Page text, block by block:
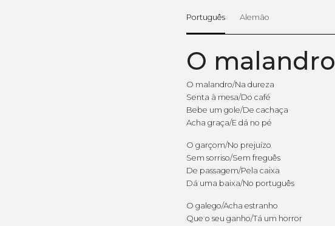
Português Alemão
O malandro
O malandro/Na dureza
Senta à mesa/Do café
Bebe um gole/De cachaça
Acha graça/E dá no pé
O garçom/No prejuízo
Sem sorriso/Sem freguês
De passagem/Pela caixa
Dá uma baixa/No português
O galego/Acha estranho
Que o seu ganho/Tá um horror